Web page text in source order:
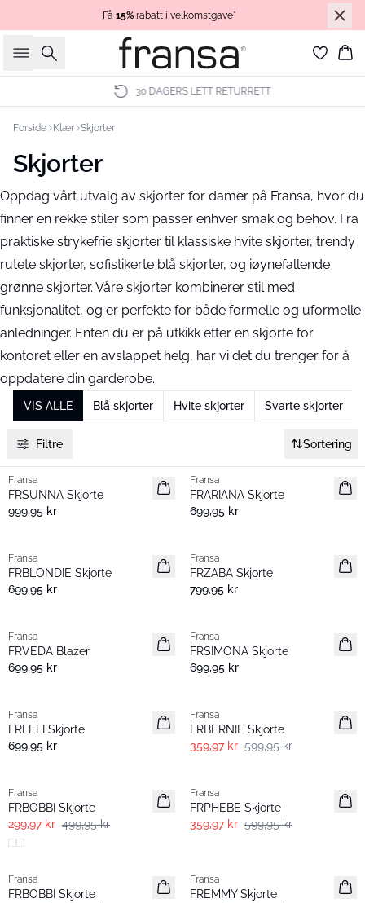
Få 15% rabatt i velkomstgave*
Søk
30 DAGERS LETT RETURRETT
Forside Klær Skjorter
Skjorter
Oppdag vårt utvalg av skjorter for damer på Fransa, hvor du
finner en rekke stiler som passer enhver smak og behov. Fra
praktiske strykefrie skjorter til klassiske hvite skjorter, trendy
rutete skjorter, sofistikerte blå skjorter, og iøynefallende
grønne skjorter. Våre skjorter kombinerer stil med
funksjonalitet, og er perfekte for både formelle og uformelle
anledninger. Enten du er på utkikk etter en skjorte for
kontoret eller en avslappet helg, har vi det du trenger for å
oppdatere din garderobe.
VIS ALLE Blå skjorter Hvite skjorter Svarte skjorter
Filtre Sortering
Nyhet
Fransa
FRSUNNA Skjorte
999,95 kr
Nyhet
Populær
Fransa
FRARIANA Skjorte
699,95 kr
Nyhet
Fransa
FRBLONDIE Skjorte
699,95 kr
Nyhet
Fransa
FRZABA Skjorte
799,95 kr
Nyhet
Fransa
FRVEDA Blazer
699,95 kr
Nyhet
Fransa
FRSIMONA Skjorte
699,95 kr
Nyhet
Fransa
FRLELI Skjorte
699,95 kr
Fransa
FRBERNIE Skjorte
359,97 kr 599,95 kr
Fransa
FRBOBBI Skjorte
299,97 kr 499,95 kr
Fransa
FRPHEBE Skjorte
359,97 kr 599,95 kr
- 40% | Salg
Fransa
FRBOBBI Skjorte
Fransa
FREMMY Skjorte